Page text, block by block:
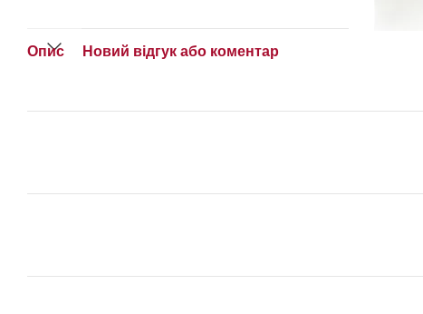
Опис Новий відгук або коментар